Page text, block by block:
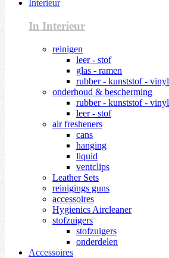
Interieur
In Interieur
reinigen
leer - stof
glas - ramen
rubber - kunststof - vinyl
onderhoud & bescherming
rubber - kunststof - vinyl
leer - stof
air fresheners
cans
hanging
liquid
ventclips
Leather Sets
reinigings guns
accessoires
Hygienics Aircleaner
stofzuigers
stofzuigers
onderdelen
Accessoires